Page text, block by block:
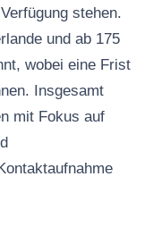
stehen.
und ab 175
wobei eine Frist
Insgesamt
mit Fokus auf